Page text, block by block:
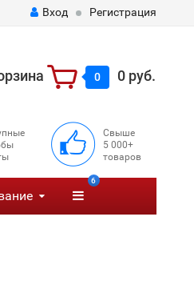
Вход Регистрация
0 0 руб.
Свыше
5 000+
товаров
6